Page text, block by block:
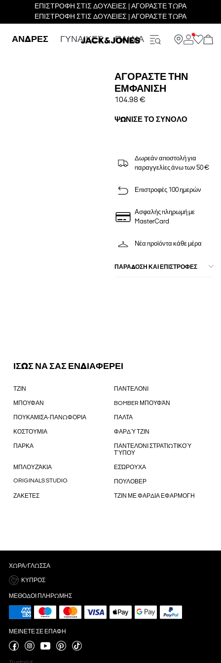
ΕΠΙΣΤΡΟΦΗ ΣΤΙΣ ΔΟΥΛΕΙΕΣ | ΑΓΟΡΑΣΤΕ ΤΩΡΑ
ΕΠΙΣΤΡΟΦΗ ΣΤΙΣ ΔΟΥΛΕΙΕΣ | ΑΓΟΡΑΣΤΕ ΤΩΡΑ
ΑΝΔΡΕΣ ΓΥΝΑΙΚΕΣ ΠΑΙΔΙΑ
ΑΓΟΡΆΣΤΕ ΤΗΝ
ΕΜΦΆΝΙΣΗ
104.98 €
ΨΏΝΙΣΕ ΤΟ ΣΎΝΟΛΟ
Δωρεάν αποστολή για
παραγγελίες άνω των 50 €
Επιστροφές 100 ημερών
Ασφαλής πληρωμή με
MasterCard
Νέα προϊόντα κάθε μέρα
ΠΑΡΑΔΟΣΗ ΚΑΙ ΕΠΙΣΤΡΟΦΕΣ
ΙΣΩΣ ΝΑ ΣΑΣ ΕΝΔΙΑΦΕΡΕΙ
ΤΖΙΝ ΠΑΝΤΕΛΟΝΙ
ΜΠΟΥΦΑΝ BOMBER ΜΠΟΥΦΆΝ
ΠΟΥΚΑΜΙΣΑ-ΠΑΝΩΦΟΡΙΑ ΠΑΛΤΑ
ΚΟΣΤΟΥΜΙΑ ΦΑΡΔΎ ΤΖΙΝ
ΠΑΡΚΑ
ΠΑΝΤΕΛΌΝΙ ΣΤΡΑΤΙΩΤΙΚΟΎ
ΤΎΠΟΥ
ΜΠΛΟΥΖΆΚΙΑ ΕΣΏΡΟΥΧΑ
ORIGINALS STUDIO ΠΟΥΛΟΒΕΡ
ΖΑΚΕΤΕΣ ΤΖΙΝ ΜΕ ΦΑΡΔΙΑ ΕΦΑΡΜΟΓΗ
ΧΏΡΑ/ΓΛΏΣΣΑ
ΚΎΠΡΟΣ
ΜΈΘΟΔΟΙ ΠΛΗΡΩΜΉΣ
ΜΕΊΝΕΤΕ ΣΕ ΕΠΑΦΉ